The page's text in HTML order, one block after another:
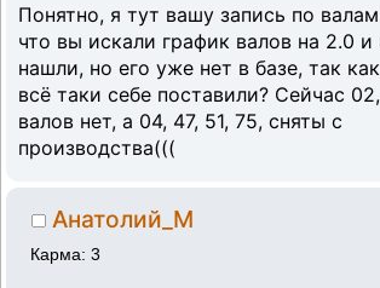
Понятно, я тут вашу запись по
что вы искали график валов на 2.0 и
нашли, но его уже нет в базе, так
всё таки себе поставили? Сейчас
валов нет, а 04, 47, 51, 75, сняты с
производства(((
Анатолий_М
Карма: 3